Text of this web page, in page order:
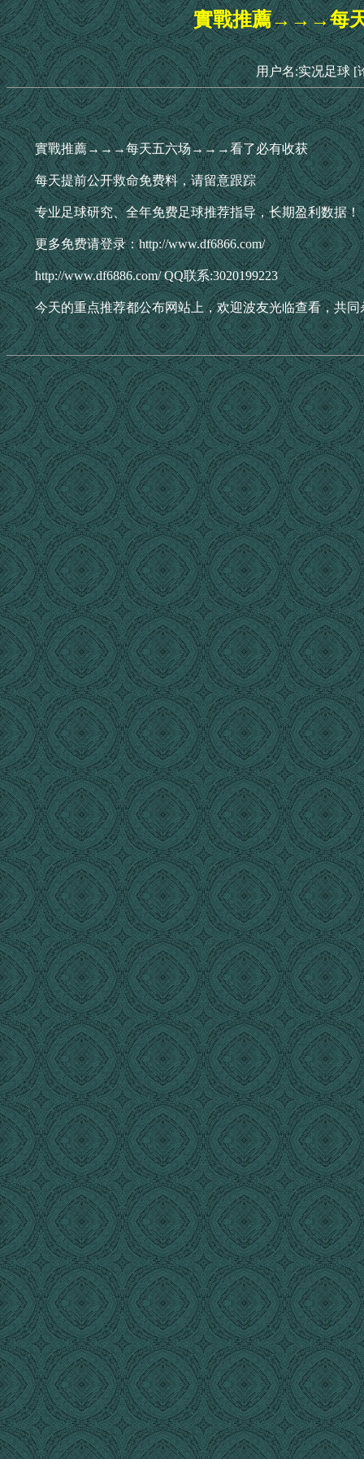
實戰推薦→→→每
用户名:实况足球 [
實戰推薦→→→每天五六场→→→看了必有收获
每天提前公开救命免费料，请留意跟踪
专业足球研究、全年免费足球推荐指导，长期盈利数据！
更多免费请登录：http://www.df6866.com/
http://www.df6886.com/ QQ联系:3020199223
今天的重点推荐都公布网站上，欢迎波友光临查看，共同